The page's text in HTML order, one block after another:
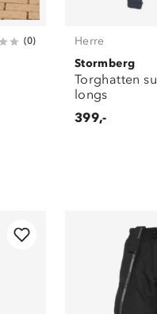
(0) Herre
Stormberg
Torghatten
longs
399,-